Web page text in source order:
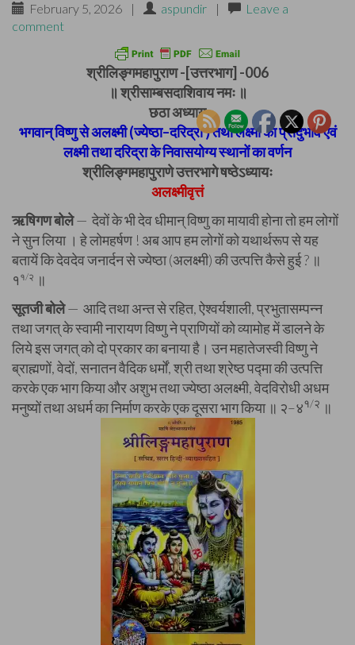
February 5, 2026 | aspundir |
Leave a
comment
श्रीलिङ्गमहापुराण -[उत्तरभाग] -006
॥ श्रीसाम्बसदाशिवाय नमः ॥
छठा अध्याय
भगवान् विष्णु से अलक्ष्मी (ज्येष्ठा–दरिद्रा ) तथा लक्ष्मी का प्रादुर्भाव एवं
लक्ष्मी तथा दरिद्रा के निवासयोग्य स्थानों का वर्णन
श्रीलिङ्गमहापुराणे उत्तरभागे षष्ठेऽध्यायः
अलक्ष्मीवृत्तं
ऋषिगण बोले— देवों के भी देव धीमान् विष्णु का मायावी होना तो हम लोगों
ने सुन लिया । हे लोमहर्षण ! अब आप हम लोगों को यथार्थरूप से यह
बतायें कि देवदेव जनार्दन से ज्येष्ठा (अलक्ष्मी) की उत्पत्ति कैसे हुई ? ॥
१ १/२ ॥
सूतजी बोले— आदि तथा अन्त से रहित, ऐश्वर्यशाली, प्रभुतासम्पन्न
तथा जगत् के स्वामी नारायण विष्णु ने प्राणियों को व्यामोह में डालने के
लिये इस जगत् को दो प्रकार का बनाया है। उन महातेजस्वी विष्णु ने
ब्राह्मणों, वेदों, सनातन वैदिक धर्मों, श्री तथा श्रेष्ठ पद्मा की उत्पत्ति
करके एक भाग किया और अशुभ तथा ज्येष्ठा अलक्ष्मी, वेदविरोधी अधम
मनुष्यों तथा अधर्म का निर्माण करके एक दूसरा भाग किया ॥ २–४१/२ ॥